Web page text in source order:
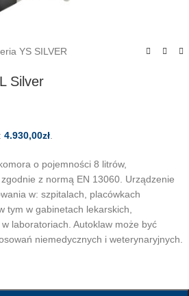
YS SILVER
Silver
4.930,00zł.
o pojemności 8 litrów,
z normą EN 13060. Urządzenie
w: szpitalach, placówkach
tym w gabinetach lekarskich,
laboratoriach. Autoklaw może być
niemedycznych i weterynaryjnych.